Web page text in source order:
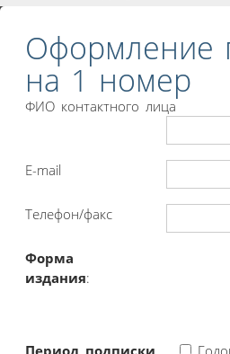
Оформление
на 1 номер
ФИО контактного лица
E-mail
Телефон/факс
Форма
издания: